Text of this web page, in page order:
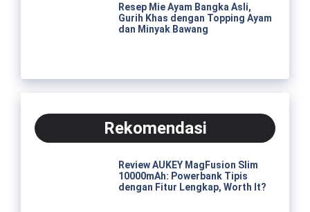
Resep Mie Ayam Bangka Asli,
Gurih Khas dengan Topping Ayam
dan Minyak Bawang
Rekomendasi
Review AUKEY MagFusion Slim
10000mAh: Powerbank Tipis
dengan Fitur Lengkap, Worth It?